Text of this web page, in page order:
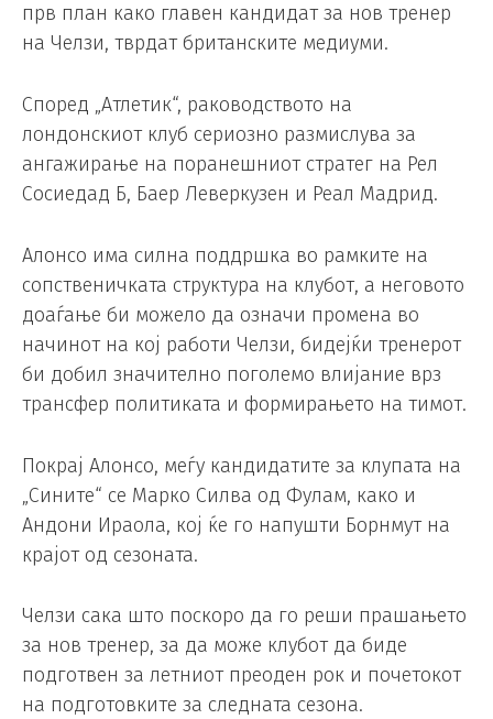
прв план како главен кандидат за нов тренер
на Челзи, тврдат британските медиуми.
Според „Атлетик“, раководството на
лондонскиот клуб сериозно размислува за
ангажирање на поранешниот стратег на Рел
Сосиедад Б, Баер Леверкузен и Реал Мадрид.
Алонсо има силна поддршка во рамките на
сопственичката структура на клубот, а неговото
доаѓање би можело да означи промена во
начинот на кој работи Челзи, бидејќи тренерот
би добил значително поголемо влијание врз
трансфер политиката и формирањето на тимот.
Покрај Алонсо, меѓу кандидатите за клупата на
„Сините“ се Марко Силва од Фулам, како и
Андони Ираола, кој ќе го напушти Борнмут на
крајот од сезоната.
Челзи сака што поскоро да го реши прашањето
за нов тренер, за да може клубот да биде
подготвен за летниот преоден рок и почетокот
на подготовките за следната сезона.